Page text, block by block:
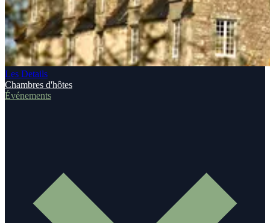
Les Details
Chambres d'hôtes
Événements